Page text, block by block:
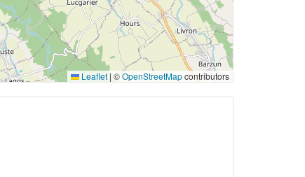
Leaflet | ©OpenStreetMapcontributors